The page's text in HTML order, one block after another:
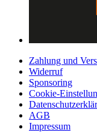
Zahlung und
Widerruf
Sponsoring
Cookie-
AGB
Impressum